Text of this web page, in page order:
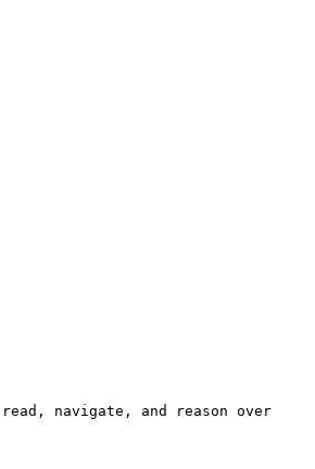
navigate, and reason over